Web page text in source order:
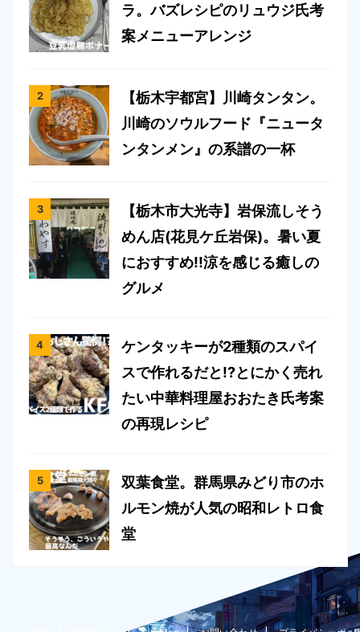
ラ。バズレシピのリュウジ氏考
案メニューアレンジ
【栃木宇都宮】川崎タンタン。
川崎のソウルフード『ニュータ
ンタンメン』の系譜の一杯
【栃木市大光寺】岩保流しそう
めん店(花見ケ丘岩保)。暑い夏
におすすめ!!涼を感じる癒しの
グルメ
ケンタッキーが2種類のスパイ
スで作れるだと!?とにかく売れ
たい中華料理屋おおたき氏考案
の再現レシピ
双葉食堂。群馬県みどり市のホ
ルモン焼が人気の昭和レトロ食
堂